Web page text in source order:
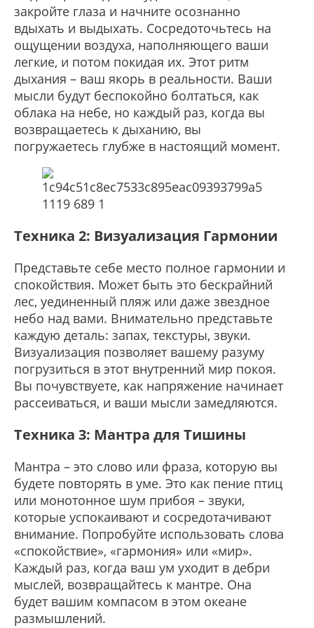
закройте глаза и начните осознанно
вдыхать и выдыхать. Сосредоточьтесь на
ощущении воздуха, наполняющего ваши
легкие, и потом покидая их. Этот ритм
дыхания – ваш якорь в реальности. Ваши
мысли будут беспокойно болтаться, как
облака на небе, но каждый раз, когда вы
возвращаетесь к дыханию, вы
погружаетесь глубже в настоящий момент.
Техника 2: Визуализация Гармонии
Представьте себе место полное гармонии и
спокойствия. Может быть это бескрайний
лес, уединенный пляж или даже звездное
небо над вами. Внимательно представьте
каждую деталь: запах, текстуры, звуки.
Визуализация позволяет вашему разуму
погрузиться в этот внутренний мир покоя.
Вы почувствуете, как напряжение начинает
рассеиваться, и ваши мысли замедляются.
Техника 3: Мантра для Тишины
Мантра – это слово или фраза, которую вы
будете повторять в уме. Это как пение птиц
или монотонное шум прибоя – звуки,
которые успокаивают и сосредотачивают
внимание. Попробуйте использовать слова
«спокойствие», «гармония» или «мир».
Каждый раз, когда ваш ум уходит в дебри
мыслей, возвращайтесь к мантре. Она
будет вашим компасом в этом океане
размышлений.